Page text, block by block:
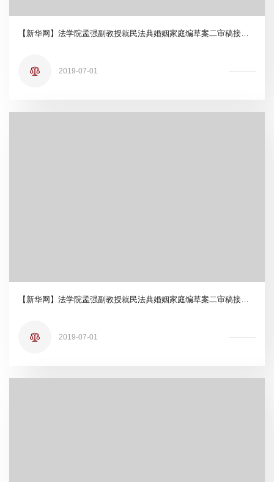
2019-07-01
【新华网】法学院孟强副教授就民法典婚姻家庭编草案二审稿接受新华社采访
2019-07-01